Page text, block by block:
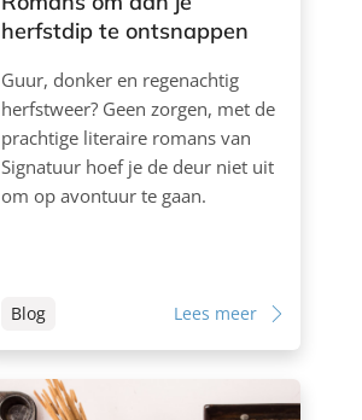
herfstdip te ontsnappen
Guur, donker en regenachtig
herfstweer? Geen zorgen, met de
prachtige literaire romans van
Signatuur hoef je de deur niet uit
om op avontuur te gaan.
Blog Lees meer